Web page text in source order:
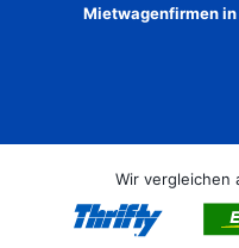
Mietwagenfirmen
Wir vergleichen